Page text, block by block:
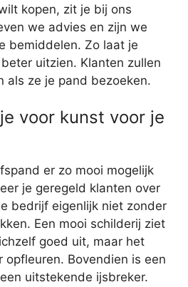
kopen, zit je bij ons
we advies en zijn we
bemiddelen. Zo laat je
uitzien. Klanten zullen
als ze je pand bezoeken.
voor kunst voor je
er zo mooi mogelijk
je geregeld klanten over
bedrijf eigenlijk niet zonder
Een mooi schilderij ziet
goed uit, maar het
opfleuren. Bovendien is een
uitstekende ijsbreker.